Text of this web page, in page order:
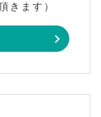
きます）